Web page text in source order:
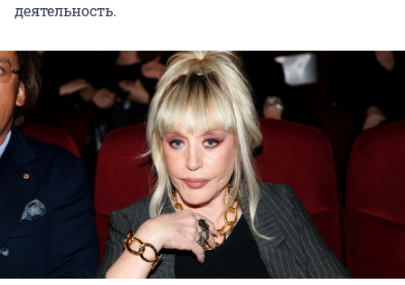
деятельность.